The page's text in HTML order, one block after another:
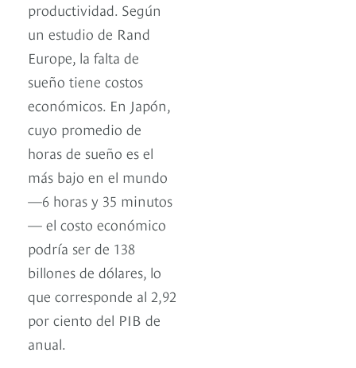
productividad. Según
un estudio de Rand
Europe, la falta de
sueño tiene costos
económicos. En Japón,
cuyo promedio de
horas de sueño es el
más bajo en el mundo
—6 horas y 35 minutos
— el costo económico
podría ser de 138
billones de dólares, lo
que corresponde al 2,92
por ciento del PIB de
anual.